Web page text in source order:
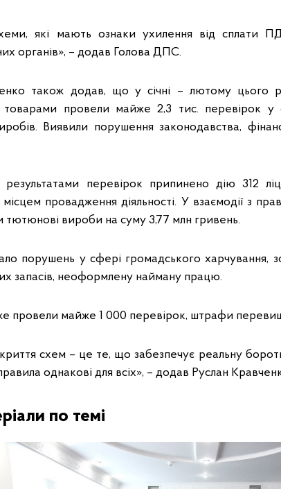
які мають ознаки ухилення від сплати
органів», – додав Голова ДПС.
також додав, що у січні – лютому цього
товарами провели майже 2,3 тис. перевірок у
Виявили порушення законодавства,
результатами перевірок припинено дію 312
місцем провадження діяльності. У взаємодії з
тютюнові вироби на суму 3,77 млн гривень.
порушень у сфері громадського харчування,
запасів, неоформлену найману працю.
провели майже 1 000 перевірок, штрафи
схем – це те, що забезпечує реальну
однакові для всіх», – додав Руслан
по темі